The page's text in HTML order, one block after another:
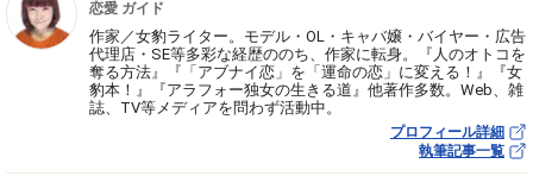
恋愛 ガイド
作家／女豹ライター。モデル・OL・キャバ嬢・バイヤー・広告
代理店・SE等多彩な経歴ののち、作家に転身。『人のオトコを
奪る方法』『「アブナイ恋」を「運命の恋」に変える！』『女
豹本！』『アラフォー独女の生きる道』他著作多数。Web、雑
誌、TV等メディアを問わず活動中。
プロフィール詳細
執筆記事一覧